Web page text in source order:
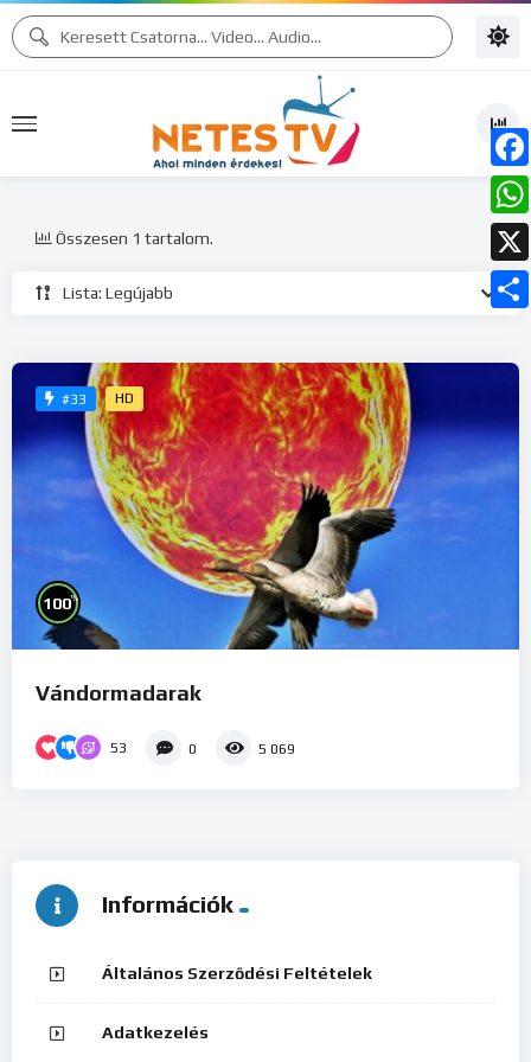
Lista: Legújabb
Összesen 1 tartalom.
#33 HD
100%
Vándormadarak
53 0 5 069
Információk
Általános Szerződési Feltételek
Adatkezelés
X
meg